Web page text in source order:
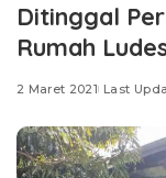
Ditinggal
Rumah
2 Maret 2021 Last